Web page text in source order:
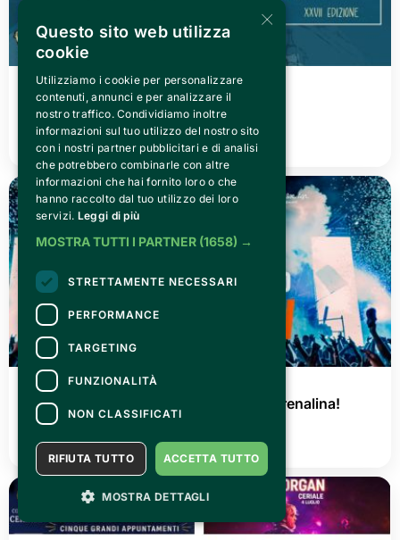
VENERDÌ 03 LUGLIO 2026
Canelli città del Vino 2026
LEGGI TUTTO
GIOVEDÌ 02 LUGLIO 2026
AGRISHOW 2026: tre giorni di pura adrenalina!
LEGGI TUTTO
×
Questo sito web utilizza
cookie
Utilizziamo i cookie per personalizzare
contenuti, annunci e per analizzare il
nostro traffico. Condividiamo inoltre
informazioni sul tuo utilizzo del nostro sito
con i nostri partner pubblicitari e di analisi
che potrebbero combinarle con altre
informazioni che hai fornito loro o che
hanno raccolto dal tuo utilizzo dei loro
servizi. Leggi di più
MOSTRA TUTTI I PARTNER (1658) →
STRETTAMENTE NECESSARI
PERFORMANCE
TARGETING
FUNZIONALITÀ
NON CLASSIFICATI
ACCETTA TUTTO
RIFIUTA TUTTO
MOSTRA DETTAGLI